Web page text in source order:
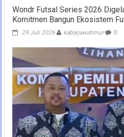
Wondr Futsal Series 2026
Komitmen Bangun Ekosistem
29 Juli 2026 kabarjawatimur 0